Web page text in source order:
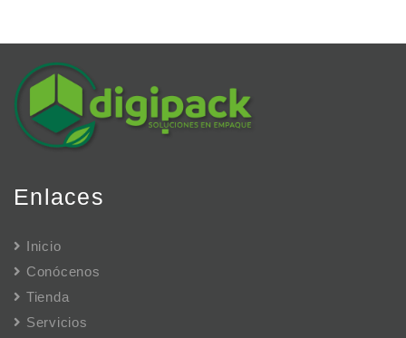
Enlaces
Inicio
Conócenos
Tienda
Servicios